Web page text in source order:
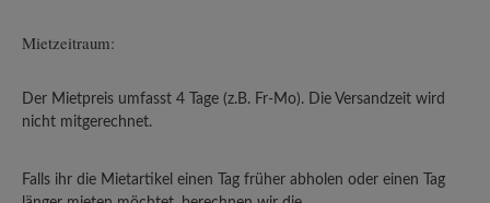
Mietzeitraum:
Der Mietpreis umfasst 4 Tage (z.B. Fr-Mo). Die Versandzeit wird
nicht mitgerechnet.
Falls ihr die Mietartikel einen Tag früher abholen oder einen Tag